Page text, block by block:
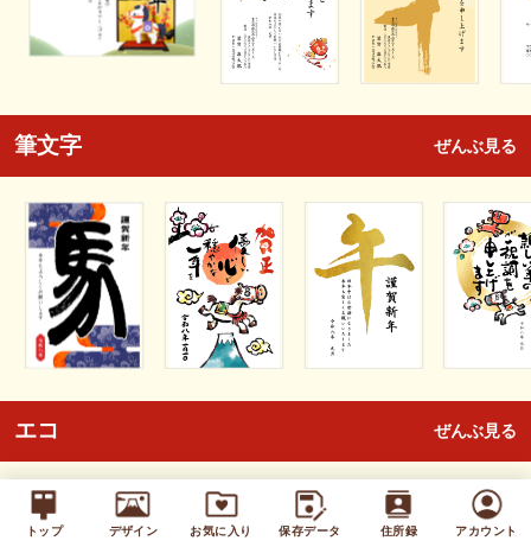
トップ デザイン お気に入り 保存データ 住所録 アカウント
筆文字 ぜんぶ見る
エコ ぜんぶ見る